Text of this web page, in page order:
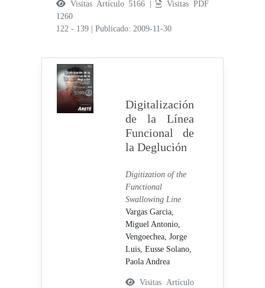
Visitas Artículo 5166 |
Visitas PDF
1260
122 - 139
|Publicado: 2009-11-30
Digitalización
de la Línea
Funcional de
la Deglución
Digitization of the
Functional
Swallowing Line
Vargas Garcia,
Miguel Antonio,
Vengoechea, Jorge
Luis, Eusse Solano,
Paola Andrea
Visitas Artículo